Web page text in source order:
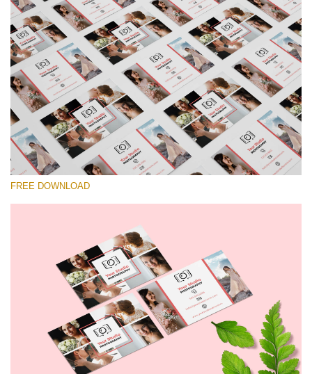
Please select
Free Template #51
Wedding Photography Templates
Free download
FREE DOWNLOAD